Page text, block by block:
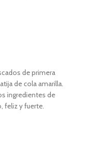
de primera
de cola amarilla.
ingredientes de
feliz y fuerte.